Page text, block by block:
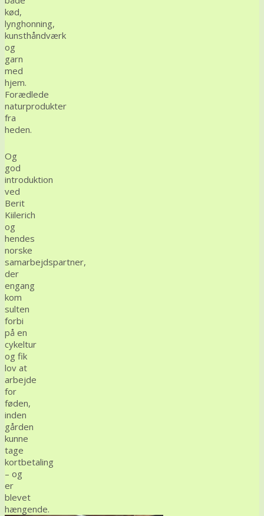
kød,
lynghonning,
kunsthåndværk
og
garn
med
hjem.
Forædlede
naturprodukter
fra
heden.
Og
god
introduktion
ved
Berit
Kiilerich
og
hendes
norske
samarbejdspartner,
der
engang
kom
sulten
forbi
på en
cykeltur
og fik
lov at
arbejde
for
føden,
inden
gården
kunne
tage
kortbetaling
– og
er
blevet
hængende.